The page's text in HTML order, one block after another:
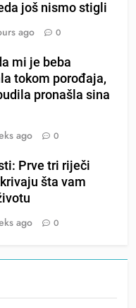
još nismo stigli
ago 0
mi je beba
tokom porođaja,
pronašla sina
ago 0
Prve tri riječi
šta vam
ago 0